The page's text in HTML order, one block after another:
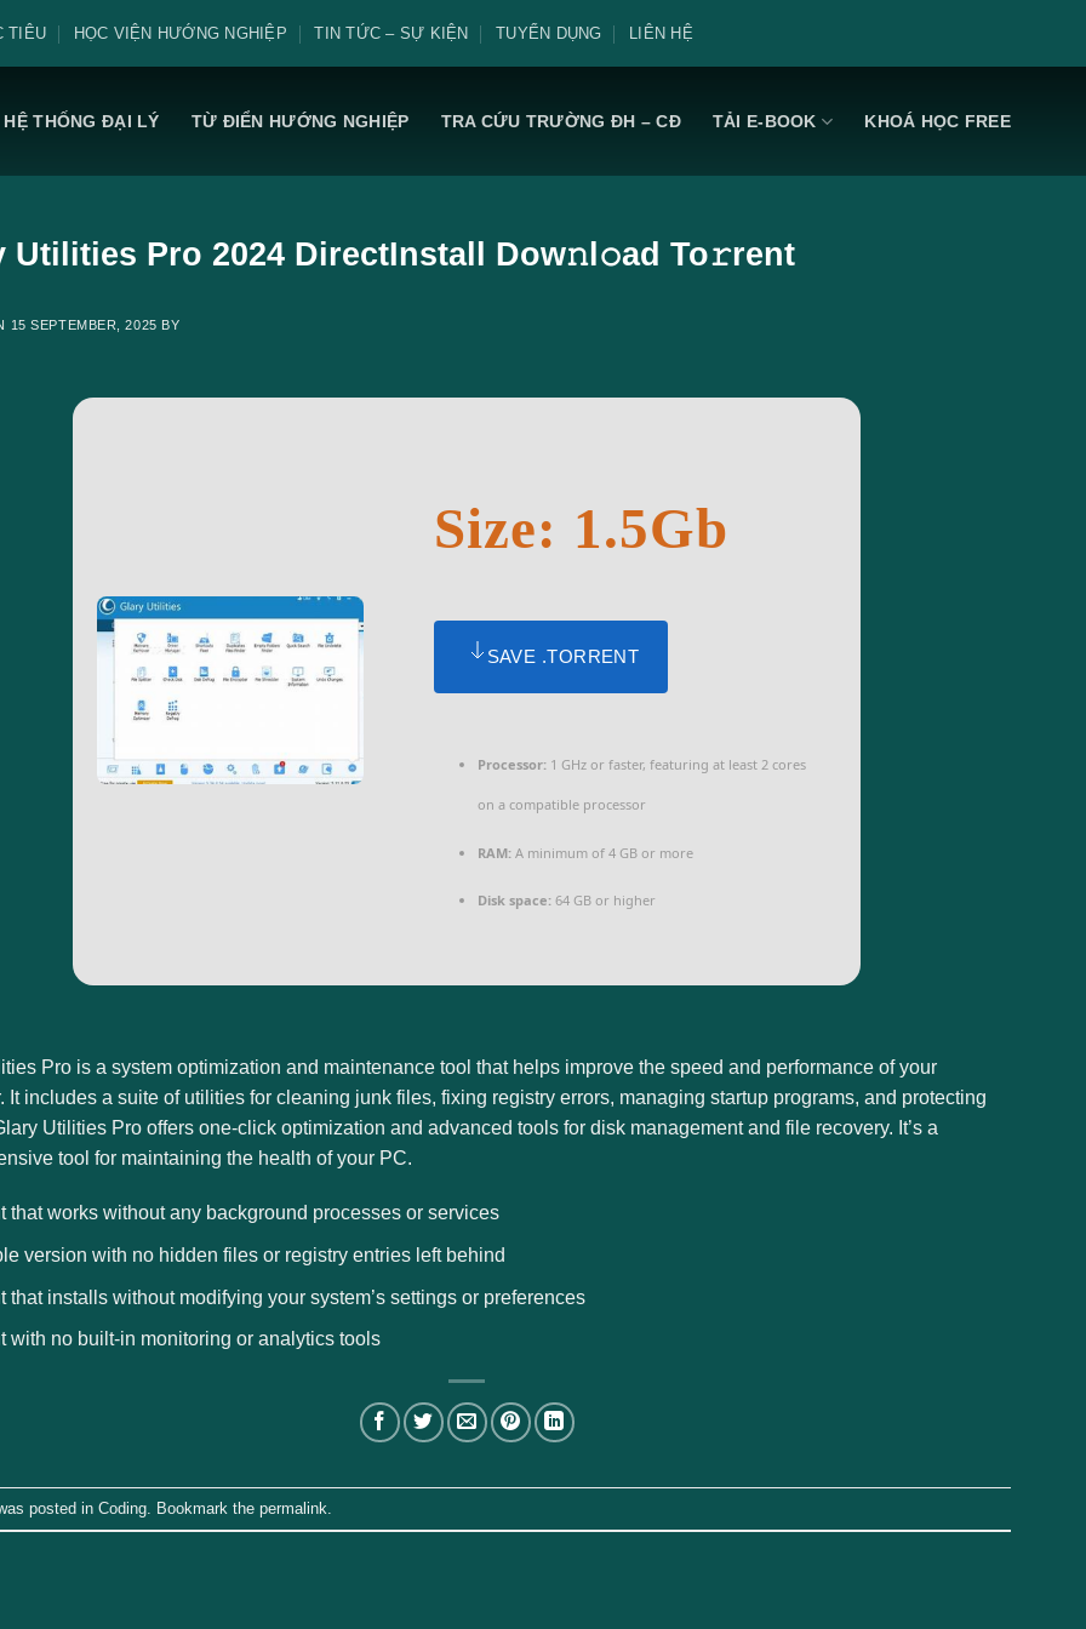
TIÊU HỌC VIỆN HƯỚNG NGHIỆP TIN TỨC – SỰ KIỆN TUYỂN DỤNG LIÊN HỆ
HỆ THỐNG ĐẠI LÝ TỪ ĐIỂN HƯỚNG NGHIỆP TRA CỨU TRƯỜNG ĐH – CĐ TẢI E-BOOK KHOÁ HỌC FREE
Utilities Pro 2024 DirectInstall Dow𝚗l𝚘ad To𝚛rent
15 SEPTEMBER, 2025 BY
Size: 1.5Gb
SAVE .TORRENT
Processor:1 GHz or faster, featuring at least 2 cores
on a compatible processor
RAM:A minimum of 4 GB or more
Disk space:64 GB or higher
Pro is a system optimization and maintenance tool that helps improve the speed and performance of your
It includes a suite of utilities for cleaning junk files, fixing registry errors, managing startup programs, and protecting
Utilities Pro offers one-click optimization and advanced tools for disk management and file recovery. It’s a
tool for maintaining the health of your PC.
that works without any background processes or services
version with no hidden files or registry entries left behind
that installs without modifying your system’s settings or preferences
with no built-in monitoring or analytics tools
posted in Coding . Bookmark the permalink